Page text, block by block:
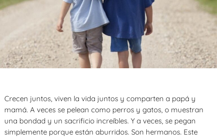
Crecen juntos, viven la vida juntos y comparten a papá y
mamá. A veces se pelean como perros y gatos, o muestran
una bondad y un sacrificio increíbles. Y a veces, se pegan
simplemente porque están aburridos. Son hermanos. Este